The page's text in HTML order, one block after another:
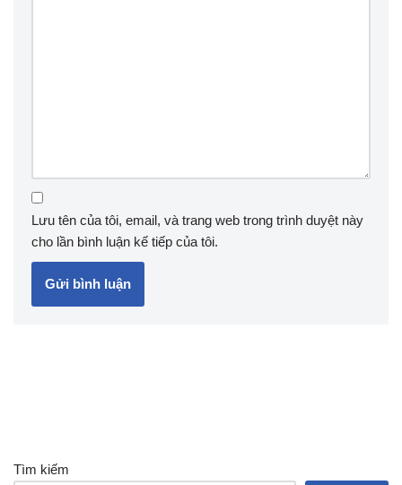
Lưu tên của tôi, email, và trang web trong trình duyệt này
cho lần bình luận kế tiếp của tôi.
Tìm kiếm